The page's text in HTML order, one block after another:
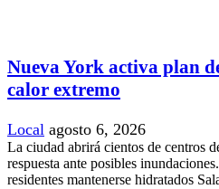
Nueva York activa plan
calor extremo
Local agosto 6, 2026
La ciudad abrirá cientos de centros
respuesta ante posibles
residentes mantenerse hidratados